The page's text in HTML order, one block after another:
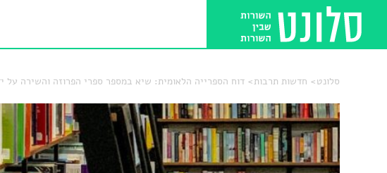
סלונט חדשות תרבות דוח הספרייה הלאומית: שיא במספר ספרי הפרוזה והשירה על